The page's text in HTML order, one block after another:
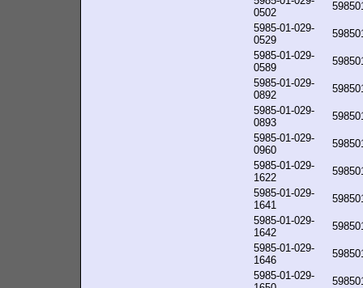
0502
5985-01-029-
0529
5985-01-029-
0589
5985-01-029-
0892
5985-01-029-
0893
5985-01-029-
0960
5985-01-029-
1622
5985-01-029-
1641
5985-01-029-
1642
5985-01-029-
1646
5985-01-029-